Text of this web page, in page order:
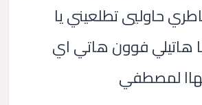
حاوليي تطلعيني يا
هاتيلي فوون هاتي اي
لمصطفي